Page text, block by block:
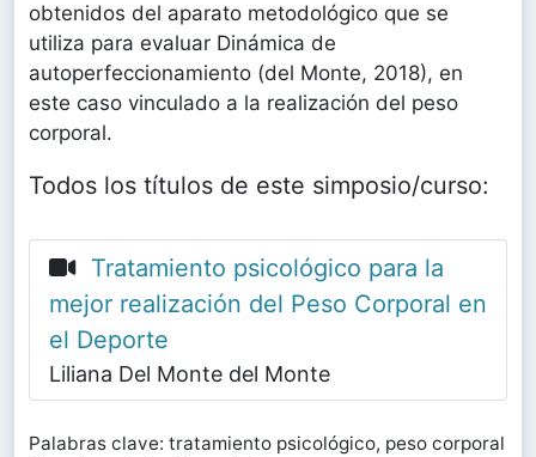
obtenidos del aparato metodológico que se
utiliza para evaluar Dinámica de
autoperfeccionamiento (del Monte, 2018), en
este caso vinculado a la realización del peso
corporal.
Todos los títulos de este simposio/curso:
Tratamiento psicológico para la
mejor realización del Peso Corporal en
el Deporte
Liliana Del Monte del Monte
Palabras clave: tratamiento psicológico, peso corporal